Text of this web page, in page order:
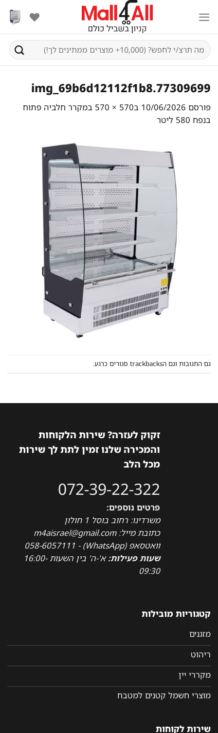
content
חיפוש
עבור:
img_69b6d12112f1b8.77309699
פורסם 10/06/2026 ב570 × 570 במקרר חלביה פתוח
בנפח 580 ליטר
גם התגובות וגם הtrackbacks סגורים כרגע.
זקוק לעזרה? שירות הלקוחות
והמכירה שלנו זמין לתת לך שירות
מכל הלב
072-39-22-322
פרטים נוספים:
משרדינו: רחוב בוסל 1 חולון
כתובת מייל: m4aisrael@gmail.com
וואטסאפ (WhatsApp) - 058-6057111
שעות פעילות:
א'-ה' בין השעות 16:00-
09:30
קטגוריות מובילות
מזגנים
ריהוט
מקררי יין
מוצרי חשמל קטנים למטבח
שירות לקוחות